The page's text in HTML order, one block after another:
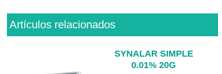
Artículos relacionados
SYNALAR SIMPLE
0.01% 20G